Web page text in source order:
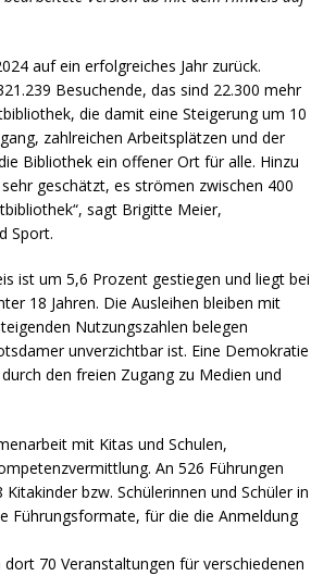
auf ein erfolgreiches Jahr zurück.
Besuchende, das sind 22.300 mehr
die damit eine Steigerung um 10
zahlreichen Arbeitsplätzen und der
Bibliothek ein offener Ort für alle. Hinzu
geschätzt, es strömen zwischen 400
sagt Brigitte Meier,
Sport.
ist um 5,6 Prozent gestiegen und liegt bei
18 Jahren. Die Ausleihen bleiben mit
Nutzungszahlen belegen
unverzichtbar ist. Eine Demokratie
den freien Zugang zu Medien und
mit Kitas und Schulen,
An 526 Führungen
bzw. Schülerinnen und Schüler in
Führungsformate, für die die Anmeldung
70 Veranstaltungen für verschiedenen